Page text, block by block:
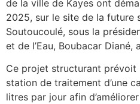
de la ville de Kayes ont
2025, sur le site de la future
Soutoucoulé, sous la
et de l’Eau, Boubacar Diané,
Ce projet structurant prévoit
station de traitement d’une
litres par jour afin